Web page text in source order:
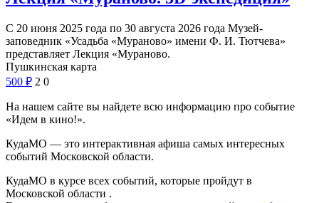
С 20 июня 2025 года по 30 августа 2026 года Музей-
заповедник «Усадьба «Мураново» имени Ф. И. Тютчева»
представляет Лекция «Мураново.
Пушкинская карта
500 ₽ 2 0
На нашем сайте вы найдете всю информацию про событие
«Идем в кино!».
КудаМО — это интерактивная афиша самых интересных
событий Московской области.
КудаМО в курсе всех событий, которые пройдут в
Московской области .